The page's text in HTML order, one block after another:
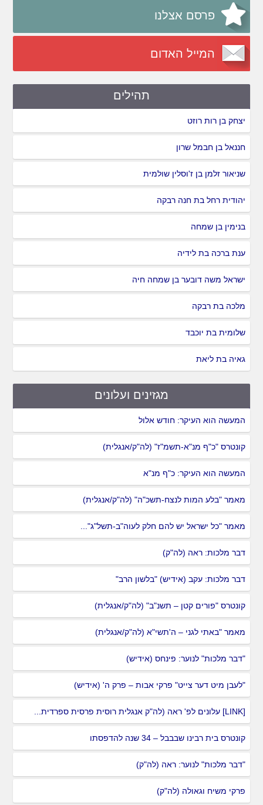
פרסם אצלנו
המייל האדום
תהילים
יצחק בן רות רוזט
חננאל בן חבמל שרון
שניאור זלמן בן ז'וסלין שולמית
יהודית רחל בת חנה רבקה
בנימין בן שמחה
ענת ברכה בת לידיה
ישראל משה דובער בן שמחה חיה
מלכה בת רבקה
שלומית בת יוכבד
גאיה בת ליאת
מגזינים ועלונים
המעשה הוא העיקר: חודש אלול
קונטרס "כ"ף מנ"א-תשמ"ז" (לה"ק/אנגלית)
המעשה הוא העיקר: כ"ף מנ"א
מאמר "בלע המות לנצח-תשכ"ה" (לה"ק/אנגלית)
מאמר "כל ישראל יש להם חלק לעוה"ב-תשל"ג"...
דבר מלכות: ראה (לה"ק)
דבר מלכות: עקב (אידיש) "בלשון הרב"
קונטרס "פורים קטן – תשנ"ב" (לה"ק/אנגלית)
מאמר "באתי לגני – ה'תשי"א (לה"ק/אנגלית)
"דבר מלכות" לנוער: פינחס (אידיש)
"לעבן מיט דער צייט" פרקי אבות – פרק ה' (אידיש)
[LINK] עלונים לפ' ראה (לה"ק אנגלית רוסית פרסית ספרדית...
קונטרס בית רבינו שבבבל – 34 שנה להדפסתו
"דבר מלכות" לנוער: ראה (לה"ק)
פרקי משיח וגאולה (לה"ק)